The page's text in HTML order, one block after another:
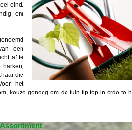
eind.
om
een
af te
die
het
keuze genoeg om de tuin tip top in orde te